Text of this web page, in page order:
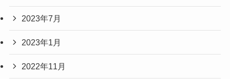
2023年7月
2023年1月
2022年11月